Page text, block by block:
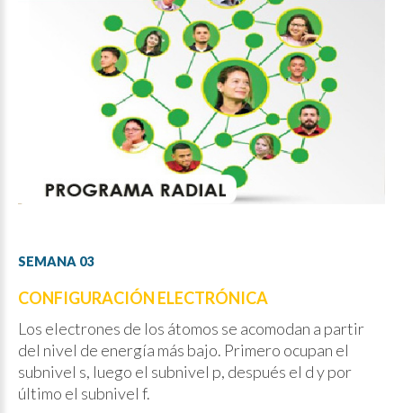
SEMANA 03
CONFIGURACIÓN ELECTRÓNICA
Los electrones de los átomos se acomodan a partir
del nivel de energía más bajo. Primero ocupan el
subnivel s, luego el subnivel p, después el d y por
último el subnivel f.